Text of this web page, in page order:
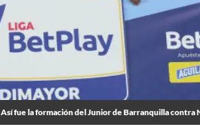
Así fue la formación del Junior de Barranquilla